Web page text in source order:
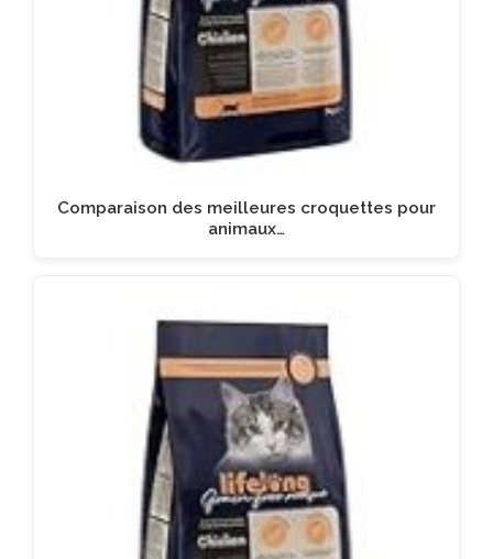
Comparaison des meilleures croquettes pour
animaux…